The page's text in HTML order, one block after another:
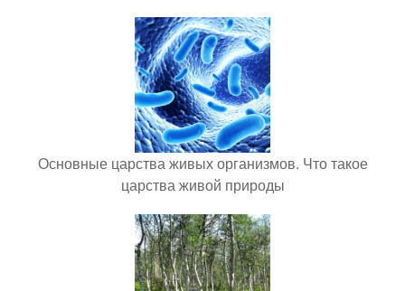
Основные царства живых организмов. Что такое
царства живой природы